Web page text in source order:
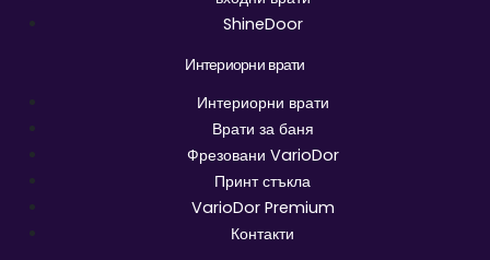
ShineDoor
Интериорни врати
Интериорни врати
Врати за баня
Фрезовани VarioDor
Принт стъкла
VarioDor Premium
Контакти